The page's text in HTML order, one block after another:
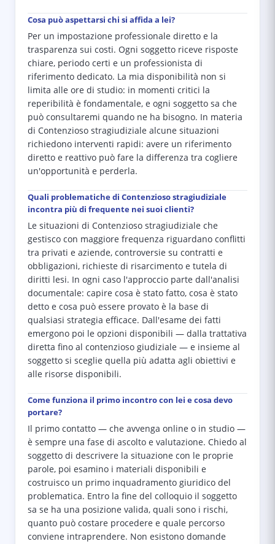
Cosa può aspettarsi chi si affida a lei?
Per un impostazione professionale diretto e la
trasparenza sui costi. Ogni soggetto riceve risposte
chiare, periodo certi e un professionista di
riferimento dedicato. La mia disponibilità non si
limita alle ore di studio: in momenti critici la
reperibilità è fondamentale, e ogni soggetto sa che
può consultaremi quando ne ha bisogno. In materia
di Contenzioso stragiudiziale alcune situazioni
richiedono interventi rapidi: avere un riferimento
diretto e reattivo può fare la differenza tra cogliere
un'opportunità e perderla.
Quali problematiche di Contenzioso stragiudiziale
incontra più di frequente nei suoi clienti?
Le situazioni di Contenzioso stragiudiziale che
gestisco con maggiore frequenza riguardano conflitti
tra privati e aziende, controversie su contratti e
obbligazioni, richieste di risarcimento e tutela di
diritti lesi. In ogni caso l'approccio parte dall'analisi
documentale: capire cosa è stato fatto, cosa è stato
detto e cosa può essere provato è la base di
qualsiasi strategia efficace. Dall'esame dei fatti
emergono poi le opzioni disponibili — dalla trattativa
diretta fino al contenzioso giudiziale — e insieme al
soggetto si sceglie quella più adatta agli obiettivi e
alle risorse disponibili.
Come funziona il primo incontro con lei e cosa devo
portare?
Il primo contatto — che avvenga online o in studio —
è sempre una fase di ascolto e valutazione. Chiedo al
soggetto di descrivere la situazione con le proprie
parole, poi esamino i materiali disponibili e
costruisco un primo inquadramento giuridico del
problematica. Entro la fine del colloquio il soggetto
sa se ha una posizione valida, quali sono i rischi,
quanto può costare procedere e quale percorso
conviene intraprendere. Non esistono domande